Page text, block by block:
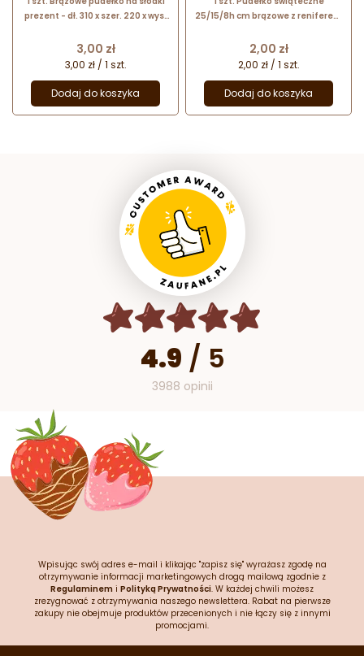
prezent - dł. 310 x szer. 220 x wys.
okienkiem i kokardą
Cena
3,00 zł
3,00 zł / 1 szt.
Dodaj do koszyka
25/15/8h cm brązowe z reniferem
Cena
2,00 zł
2,00 zł / 1 szt.
Dodaj do koszyka
4.9 / 5
3988 opinii
Wpisując swój adres e-mail i klikając "zapisz się" wyrażasz zgodę na
otrzymywanie informacji marketingowych drogą mailową zgodnie z
Regulaminem i Polityką Prywatności. W każdej chwili możesz
zrezygnować z otrzymywania naszego newslettera. Rabat na pierwsze
zakupy nie obejmuje produktów przecenionych i nie łączy się z innymi
promocjami.